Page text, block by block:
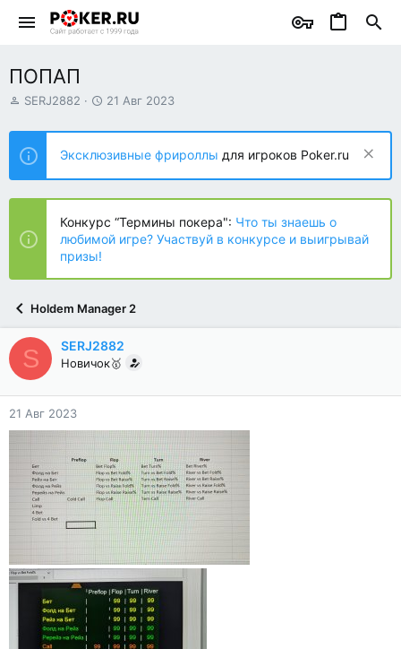
ПОПАП
А
т
о
р
т
е
ы
SERJ2882
Д
т
н
а
ч
л
а
21 Авг 2023
Эксклюзивные фрироллы для игроков Poker.ru
Конкурс “Термины покера": Что ты знаешь о
любимой игре? Участвуй в конкурсе и выигрывай
призы!
Holdem Manager 2
S SERJ2882
Новичок🥇
21 Авг 2023